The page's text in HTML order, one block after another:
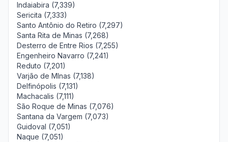
Indaiabira (7,339)
Sericita (7,333)
Santo Antônio do Retiro (7,297)
Santa Rita de Minas (7,268)
Desterro de Entre Rios (7,255)
Engenheiro Navarro (7,241)
Reduto (7,201)
Varjão de MInas (7,138)
Delfinópolis (7,131)
Machacalis (7,111)
São Roque de Minas (7,076)
Santana da Vargem (7,073)
Guidoval (7,051)
Naque (7,051)